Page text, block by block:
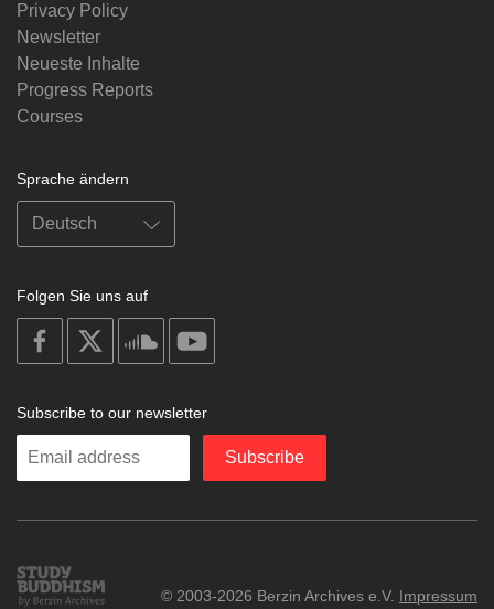
Privacy Policy
Newsletter
Neueste Inhalte
Progress Reports
Courses
Sprache ändern
Folgen Sie uns auf
on
facebook
soundcloud
Subscribe to our newsletter
Enter
Subscribe
Study
Buddhism
© 2003-2026 Berzin Archives e.V. Impressum